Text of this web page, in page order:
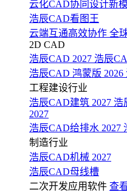
云化CAD协同设计新
浩辰CAD看图王
云端互通高效协作 全
2D CAD
浩辰CAD 2027 浩辰
浩辰CAD 鸿蒙版 2026
工程建设行业
浩辰CAD建筑 2027 浩
2027
浩辰CAD给排水 2027
制造行业
浩辰CAD机械 2027
浩辰CAD母线槽
二次开发应用软件 查